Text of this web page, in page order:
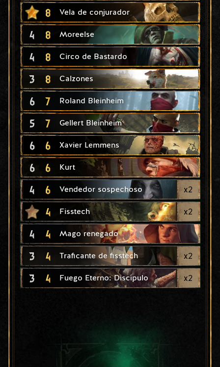
8 Vela de conjurador
4 8 Moreelse
4 8 Circo de Bastardo
3 8 Calzones
6 7 Roland Bleinheim
5 7 Gellert Bleinheim
6 6 Xavier Lemmens
6 6 Kurt
4 6 Vendedor sospechoso x2
4 Fisstech x2
4 4 Mago renegado
3 4 Traficante de fisstech x2
3 4 Fuego Eterno: Discípulo x2